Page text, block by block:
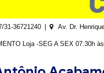
31-36721240 Av. Dr.
Loja -SEG A SEX 07:30h